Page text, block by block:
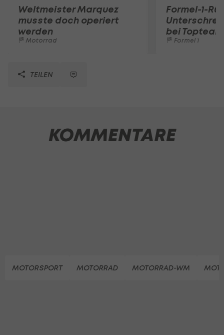
Weltmeister Marquez
musste doch operiert
werden
Motorrad
Formel-1-
bei
Formel 1
TEILEN
KOMMENTARE
MOTORSPORT MOTORRAD MOTORRAD-WM